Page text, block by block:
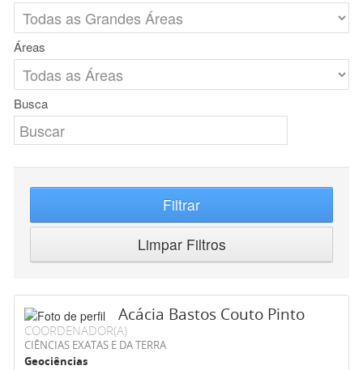
Áreas
Busca
Filtrar
Limpar Filtros
Acácia Bastos Couto Pinto
COORDENADOR(A)
CIÊNCIAS EXATAS E DA TERRA
Geociências